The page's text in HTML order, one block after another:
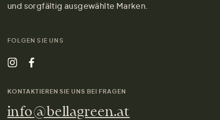
und sorgfältig ausgewählte Marken.
FOLGEN SIE UNS
KONTAKTIEREN SIE UNS BEI FRAGEN
info@bellagreen.at